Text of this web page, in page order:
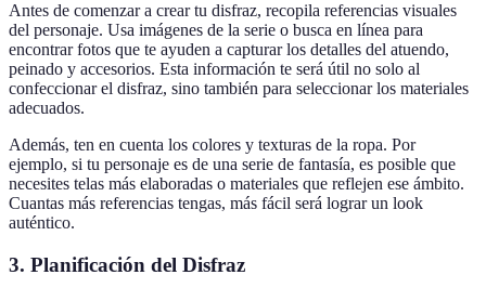
Antes de comenzar a crear tu disfraz, recopila referencias visuales
del personaje. Usa imágenes de la serie o busca en línea para
encontrar fotos que te ayuden a capturar los detalles del atuendo,
peinado y accesorios. Esta información te será útil no solo al
confeccionar el disfraz, sino también para seleccionar los materiales
adecuados.
Además, ten en cuenta los colores y texturas de la ropa. Por
ejemplo, si tu personaje es de una serie de fantasía, es posible que
necesites telas más elaboradas o materiales que reflejen ese ámbito.
Cuantas más referencias tengas, más fácil será lograr un look
auténtico.
3. Planificación del Disfraz